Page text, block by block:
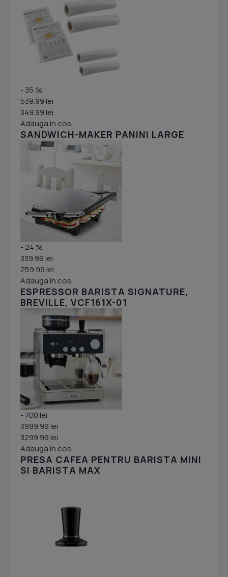
- 35 %
539.99 lei
349.99 lei
Adauga in cos
SANDWICH-MAKER PANINI LARGE
- 24 %
339.99 lei
259.99 lei
Adauga in cos
ESPRESSOR BARISTA SIGNATURE,
BREVILLE, VCF161X-01
- 700 lei
3999.99 lei
3299.99 lei
Adauga in cos
PRESA CAFEA PENTRU BARISTA MINI
SI BARISTA MAX